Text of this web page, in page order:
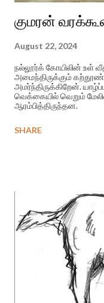
குமரன்
August 22, 2024
நல்லூர்க் கோயிலின் உள்
அமைந்திருக்கும் கற்தூண்
அமர்ந்திருக்கிறேன்.
வெக்கையில் வெறும்
ஆரம்பித்திருந்தன.
SHARE